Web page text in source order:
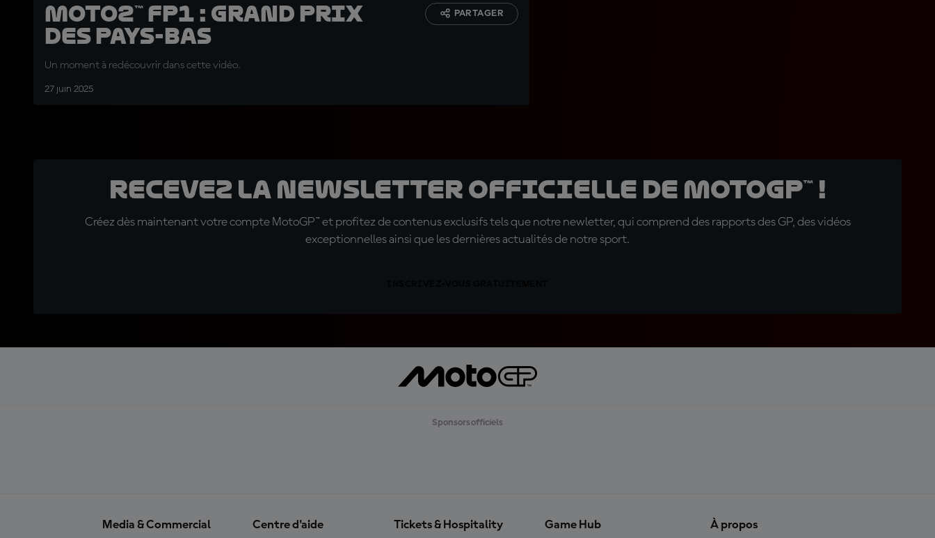
Moto2™ FP1 : Grand Prix
des Pays-Bas
Un moment à redécouvrir dans cette vidéo.
27 juin 2025
PARTAGER
Recevez la Newsletter officielle de MotoGP™ !
Créez dès maintenant votre compte MotoGP™ et profitez de contenus exclusifs tels que notre newletter, qui comprend des rapports des GP, des vidéos
exceptionnelles ainsi que les dernières actualités de notre sport.
Sponsors officiels
Media & Commercial Centre d'aide Tickets & Hospitality Game Hub À propos